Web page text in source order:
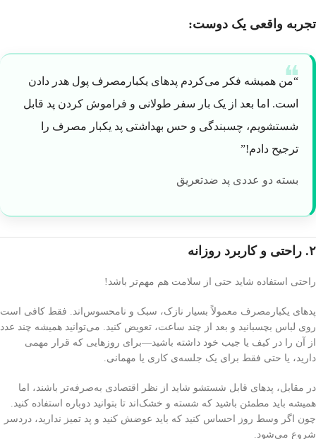
تجربه واقعی یک دوست:
“من همیشه فکر می‌کردم پدهای یکبارمصرف پول هدر دادن
است. اما بعد از یک بار سفر طولانی و فراموش کردن پد قابل
شستشویم، چسبندگی و حس بهداشتی پد یکبار مصرف را
ترجیح دادم!”
بسته دو عددی پد ضدتعریق
۲. راحتی و کاربرد روزانه
راحتی استفاده شاید حتی از سلامت هم مهم‌تر باشد!
پدهای یکبارمصرف معمولاً بسیار نازک، سبک و نامحسوس‌اند. فقط کافی است
روی لباس بچسبانید و بعد از چند ساعت، تعویض کنید. می‌توانید همیشه چند عدد
از آن را در کیف یا جیب خود داشته باشید—برای روزهایی که قرار مهمی
دارید، یا حتی فقط برای یک جلسه‌ی کاری یا مهمانی.
در مقابل، پدهای قابل شستشو شاید از نظر اقتصادی به‌صرفه‌تر باشند، اما
همیشه باید مطمئن باشید که شسته و خشک‌اند تا بتوانید دوباره استفاده کنید.
چون اگر وسط روز احساس کنید که باید عوضش کنید و پد تمیز ندارید، دردسر
شروع می‌شود.